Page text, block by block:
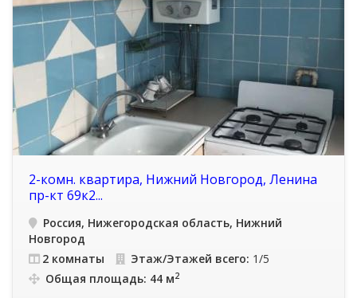
2-комн. квартира, Нижний Новгород, Ленина
пр-кт 69к2...
Россия, Нижегородская область, Нижний
Новгород
2 комнаты
Этаж/Этажей всего: 1/5
Общая площадь: 44 м2